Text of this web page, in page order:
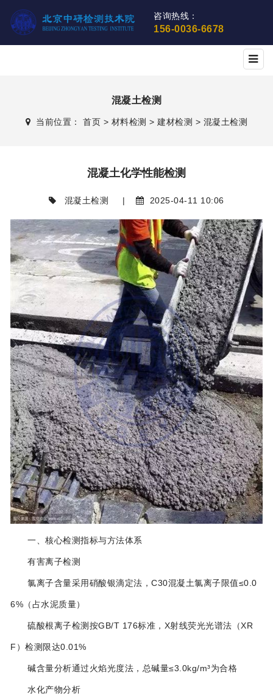
咨询热线：
156-0036-6678
混凝土检测
当前位置：首页 > 材料检测 >建材检测 > 混凝土检测
混凝土化学性能检测
混凝土检测 | 2025-04-11 10:06
一、核心检测指标与方法体系
‌有害离子检测‌
氯离子含量采用硝酸银滴定法，C30混凝土氯离子限值≤0.0
6%（占水泥质量）‌
硫酸根离子检测按GB/T 176标准，X射线荧光光谱法（XR
F）检测限达0.01%‌
碱含量分析通过火焰光度法，总碱量≤3.0kg/m³为合格‌
‌水化产物分析‌